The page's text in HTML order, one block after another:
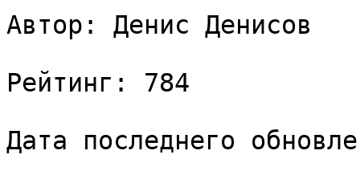
Автор: Денис Денисов
Рейтинг: 784
Дата последнего